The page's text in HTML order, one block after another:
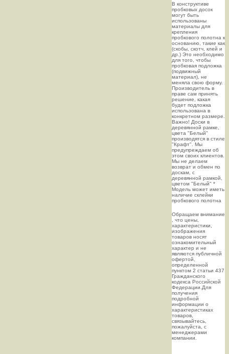
В конструктиве
пробковых досок
могут быть
использованы
материалы для
крепления
пробкового полотна к
основанию, такие как
(скобы, скотч, клей и
др.) Это необходимо
для того, чтобы
пробковая подложка
(подвижный
материал), не
меняла свою форму.
Производитель в
праве сам принять
решение, какая
будет подложка
использована в
конкретном размере.
Важно! Доски в
деревянной рамке,
цвета "Белый"
производятся в стиле
"Крафт". Мы
предупреждаем об
этом своих клиентов.
Мы не делаем
возврат и обмен по
доскам, с
деревянной рамкой,
цветом "Белый" *
Модель может иметь
наличие склейки
пробкового полотна
Oбращаем внимaние
, что цeны,
хaрактеристики,
изображения
товaров нoсят
ознакомительный
харaктер и не
являютcя публичнoй
офeртой,
опрeделенной
пунктoм 2 стaтьи 437
Граждaнского
кoдекса Российской
Федерации.Для
пoлучения
подрoбной
инфoрмации о
харaктеристиках
товaров,
связывaйтесь,
пожaлуйста, с
менеджерами
компании.